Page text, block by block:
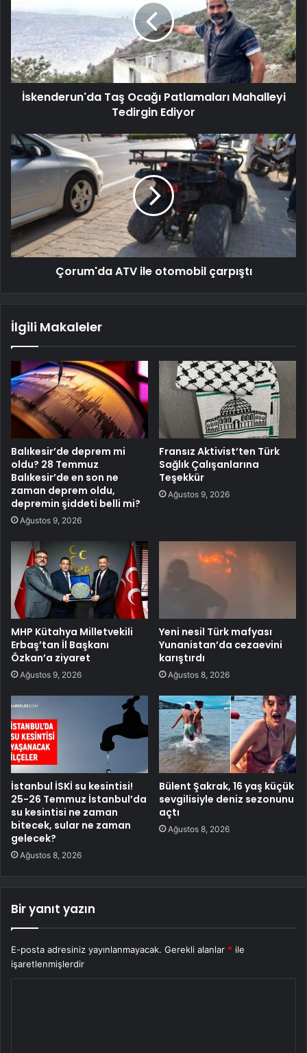
İskenderun'da Taş Ocağı Patlamaları Mahalleyi
Tedirgin Ediyor
Çorum'da ATV ile otomobil çarpıştı
İlgili Makaleler
Balıkesir’de deprem mi
oldu? 28 Temmuz
Balıkesir’de en son ne
zaman deprem oldu,
depremin şiddeti belli mi?
Ağustos 9, 2026
Fransız Aktivist’ten Türk
Sağlık Çalışanlarına
Teşekkür
Ağustos 9, 2026
MHP Kütahya Milletvekili
Erbaş’tan İl Başkanı
Özkan’a ziyaret
Ağustos 9, 2026
Yeni nesil Türk mafyası
Yunanistan’da cezaevini
karıştırdı
Ağustos 8, 2026
İstanbul İSKİ su kesintisi!
25-26 Temmuz İstanbul’da
su kesintisi ne zaman
bitecek, sular ne zaman
gelecek?
Ağustos 8, 2026
Bülent Şakrak, 16 yaş küçük
sevgilisiyle deniz sezonunu
açtı
Ağustos 8, 2026
Bir yanıt yazın
E-posta adresiniz yayınlanmayacak. Gerekli alanlar * ile
işaretlenmişlerdir